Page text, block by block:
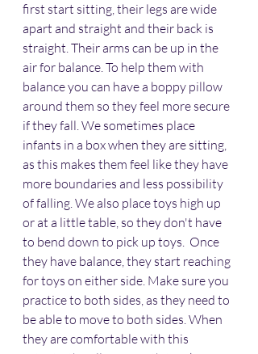
first start sitting, their legs are wide
apart and straight and their back is
straight. Their arms can be up in the
air for balance. To help them with
balance you can have a boppy pillow
around them so they feel more secure
if they fall. We sometimes place
infants in a box when they are sitting,
as this makes them feel like they have
more boundaries and less possibility
of falling. We also place toys high up
or at a little table, so they don't have
to bend down to pick up toys.  Once
they have balance, they start reaching
for toys on either side. Make sure you
practice to both sides, as they need to
be able to move to both sides. When
they are comfortable with this